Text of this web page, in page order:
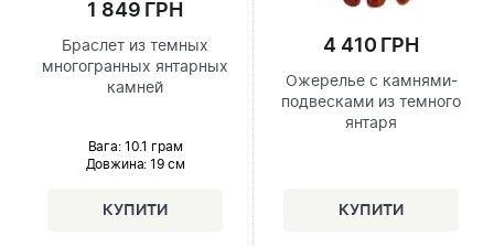
1 849 ГРН
Браслет из темных
многогранных янтарных
камней
Вага: 10.1 грам
Довжина: 19 см
4 410 ГРН
Ожерелье с камнями-
подвесками из темного
янтаря